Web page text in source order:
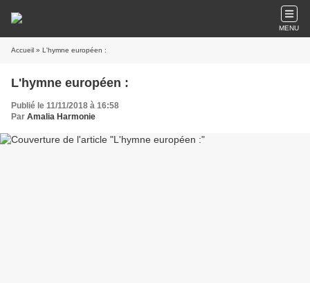
MENU
Accueil » L'hymne européen :
L'hymne européen :
Publié le 11/11/2018 à 16:58
Par Amalia Harmonie